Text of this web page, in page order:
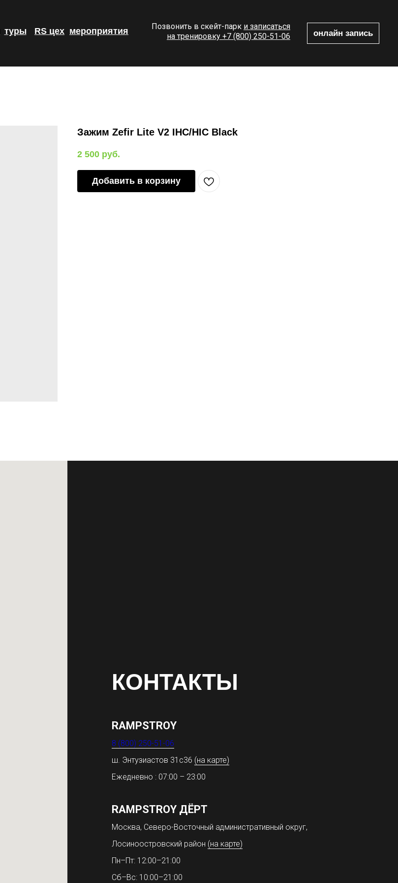
туры RS цех онлайн запись
Позвонить в скейт-парк и записаться
на тренировку +7 (800) 250-51-06
мероприятия
Зажим Zefir Lite V2 IHC/HIC Black
2 500 руб.
Добавить в корзину
КОНТАКТЫ
RAMPSTROY
8 (800) 250-51-06
ш. Энтузиастов 31с36 (на карте)
Ежедневно : 07:00 – 23:00
RAMPSTROY ДЁРТ
Москва, Северо-Восточный административный округ,
Лосиноостровский район (на карте)
Пн–Пт: 12:00–21:00
Сб–Вс: 10:00–21:00